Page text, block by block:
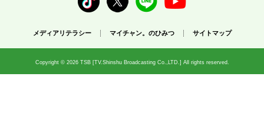
メディアリテラシー マイチャン。のひみつ サイトマップ
Copyright © 2026 TSB [TV.Shinshu Broadcasting Co.,LTD.] All rights reserved.